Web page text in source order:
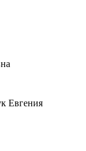
Евгения